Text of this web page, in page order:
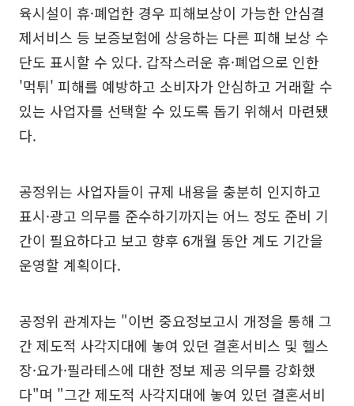
육시설이 휴·폐업한 경우 피해보상이 가능한 안심결
제서비스 등 보증보험에 상응하는 다른 피해 보상 수
단도 표시할 수 있다. 갑작스러운 휴·폐업으로 인한
'먹튀' 피해를 예방하고 소비자가 안심하고 거래할 수
있는 사업자를 선택할 수 있도록 돕기 위해서 마련됐
다.
공정위는 사업자들이 규제 내용을 충분히 인지하고
표시·광고 의무를 준수하기까지는 어느 정도 준비 기
간이 필요하다고 보고 향후 6개월 동안 계도 기간을
운영할 계획이다.
공정위 관계자는 "이번 중요정보고시 개정을 통해 그
간 제도적 사각지대에 놓여 있던 결혼서비스 및 헬스
장·요가·필라테스에 대한 정보 제공 의무를 강화했
다"며 "그간 제도적 사각지대에 놓여 있던 결혼서비